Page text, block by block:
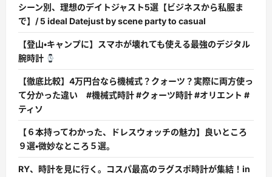
シーン別、理想のデイトジャスト5選【ビジネスから私服ま
で】/ 5 ideal Datejust by scene party to casual
【登山・キャンプに】スマホが壊れても使える最強のデジタル
腕時計
【徹底比較】4万円台なら機械式？クォーツ？実際に両方使っ
て分かった違い #機械式時計 #クォーツ時計 #オリエント #
ティソ
【６本持ってわかった、ドレスウォッチの魅力】良いところ
９選・微妙なところ５選。
RY、時計を見に行く。コスパ最高のラグスポ時計が集結！in